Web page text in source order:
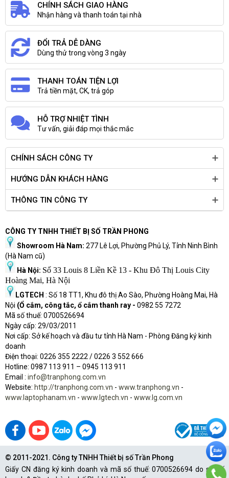
CHÍNH SÁCH GIAO HÀNG
Nhận hàng và thanh toán tại nhà
ĐỔI TRẢ DỄ DÀNG
Dùng thử trong vòng 3 ngày
THANH TOÁN TIỆN LỢI
Trả tiền mặt, CK, trả góp
HỖ TRỢ NHIỆT TÌNH
Tư vấn, giải đáp mọi thắc mắc
CHÍNH SÁCH CÔNG TY
HƯỚNG DẪN KHÁCH HÀNG
THÔNG TIN CÔNG TY
CÔNG TY TNHH THIẾT BỊ SỐ TRẦN PHONG
Showroom Hà Nam: 277 Lê Lợi, Phường Phủ Lý, Tỉnh Ninh Bình
(Hà Nam cũ)
Hà Nội: Số 33 Louis 8 Liền Kề 13 - Khu Đô Thị Louis City
Hoàng Mai, Hà Nội
LGTECH : Số 18 TT1, Khu đô thị Ao Sào, Phường Hoàng Mai, Hà
Nội (Ổ cắm, công tắc, ổ cắm thanh ray - 0982 55 7272
Mã số thuế: 0700526694
Ngày cấp: 29/03/2011
Nơi cấp: Sở kế hoạch và đầu tư tỉnh Hà Nam - Phòng Đăng ký kinh
doanh
Điện thoại: 0226 355 2222 / 0226 3 552 666
Hotine: 0987 113 911 – 0945 113 911
Email : info@tranphong.com.vn
Website: http://tranphong.com.vn - www.tranphong.vn -
www.laptophanam.vn - www.lgtech.vn - www.lg.com.vn
© 2011-2021. Công ty TNHH Thiết bị số Trần Phong
Giấy CN đăng ký kinh doanh và mã số thuế: 0700526694 do sở Kế